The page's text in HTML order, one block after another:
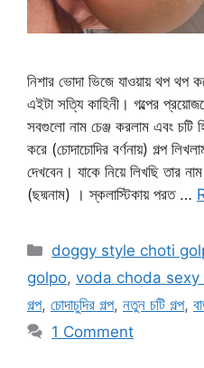
নিশার ভোদা ভিজে যাওয়ায় থপ থপ
এইটা সত্যি কাহিনী। গল্পের
সবগুলো নাম চেঞ্জ করলাম এবং চটি
করে (চোদাচোদির বর্ণনায়) গল্প
দেখবেন। যাকে নিয়ে লিখছি
(ছদ্মনাম) । স্কলাস্টিকায় পরত …
Categories
doggy style choti
golpo, voda choda sexy
গল্প, চোদাচুদির গল্প, নতুন চটি গল্প,
1 Comment